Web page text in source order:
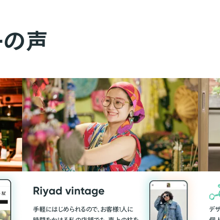
の声
Riyad vintage
手軽にはじめられるので、お客様1人に
デ